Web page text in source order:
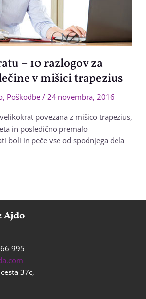
– 10 razlogov za
v mišici trapezius
, Poškodbe / 24 novembra, 2016
povezana z mišico trapezius,
in posledično premalo
boli in peče vse od spodnjega dela
Ajdo
995
37c,